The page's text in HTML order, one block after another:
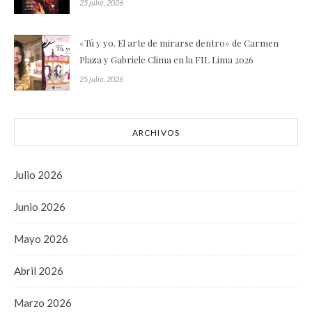
25 julio, 2026
«Tú y yo. El arte de mirarse dentro» de Carmen
Plaza y Gabriele Clima en la FIL Lima 2026
25 julio, 2026
ARCHIVOS
Julio 2026
Junio 2026
Mayo 2026
Abril 2026
Marzo 2026